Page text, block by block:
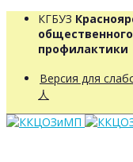
КГБУЗ
профилактики
Версия для
人